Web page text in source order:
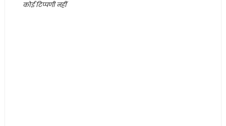
कोई टिप्पणी नहीं